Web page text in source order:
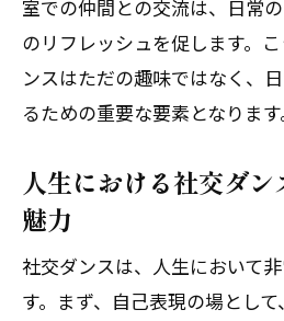
室での仲間との交流は、日常
のリフレッシュを促します。
ンスはただの趣味ではなく、
るための重要な要素となります
人生における社交ダ
魅力
社交ダンスは、人生において
す。まず、自己表現の場とし